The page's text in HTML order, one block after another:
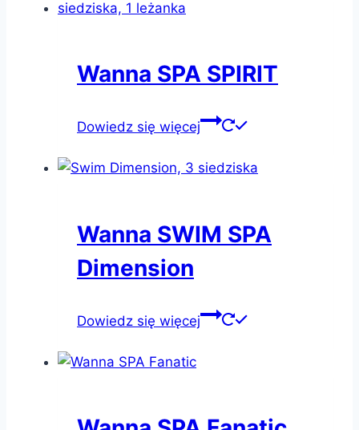
Wanna SPA SPIRIT
Dowiedz się więcej
Wanna SWIM SPA
Dimension
Dowiedz się więcej